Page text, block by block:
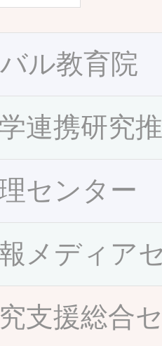
ル教育院
連携研究
センター
メディア
支援総合